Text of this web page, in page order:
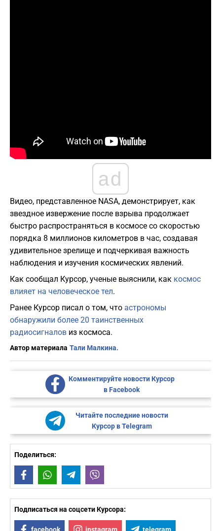
ad
Видео, представленное NASA, демонстрирует, как
звездное извержение после взрыва продолжает
быстро распространяться в космосе со скоростью
порядка 8 миллионов километров в час, создавая
удивительное зрелище и подчеркивая важность
наблюдения и изучения космических явлений.
Как сообщал Курсор, ученые выяснили, как космос
влияет на человеческое тел.
Ранее Курсор писал о том, что астрономы
обнаружили более 20 таинственных
радиосигналов из космоса.
Автор материала Тали Малкина.
Комментируйте новости Курсор
в Facebook
Читайте последние новости
Курсор в Telegram
Поделиться:
FacebookWhatsAppTelegram
Подписаться на соцсети Курсора: